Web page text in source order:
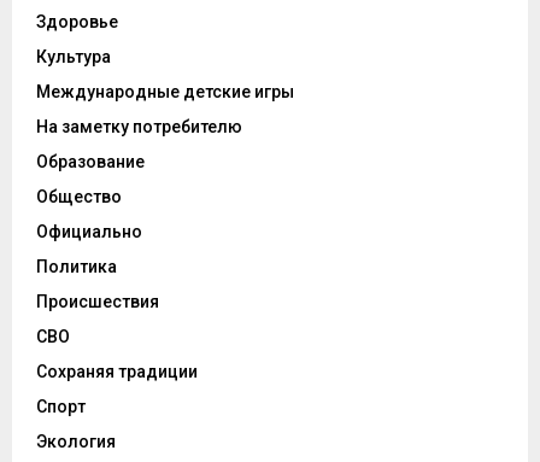
Здоровье
Культура
Международные детские игры
На заметку потребителю
Образование
Общество
Официально
Политика
Происшествия
СВО
Сохраняя традиции
Спорт
Экология